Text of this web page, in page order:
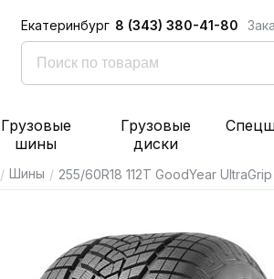
Екатеринбург 8 (343) 380-41-80
Грузовые
шины
Грузовые
диски
/ Шины / 255/60R18 112T GoodYear UltraGrip